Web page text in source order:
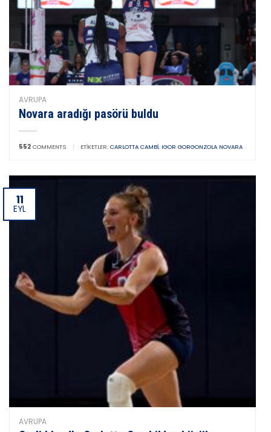
AVRUPA
Novara aradığı pasörü buldu
552 COMMENTS | ETIKETLER: CARLOTTA CAMBI, IGOR GORGONZOLA NOVARA
11
EYL
AVRUPA